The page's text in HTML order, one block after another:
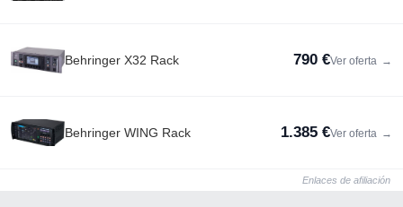
Behringer X32 Rack 790 €Ver oferta →
Behringer WING Rack 1.385 €Ver oferta →
Enlaces de afiliación